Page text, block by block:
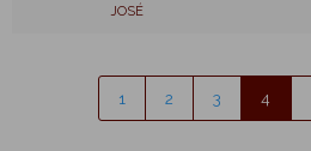
JOSÉ
1 2 3 4